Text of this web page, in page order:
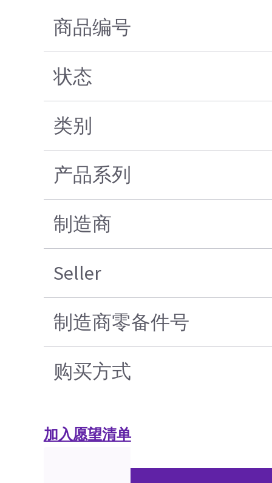
商品编号
状态
类别
产品系列
制造商
Seller
制造商零备件号
购买方式
加入愿望清单